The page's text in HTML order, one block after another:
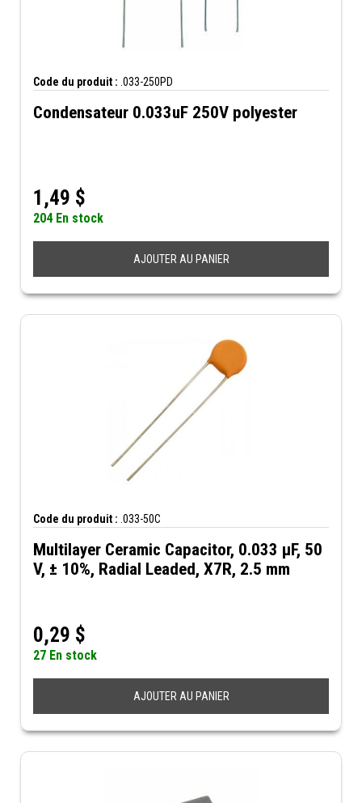
Code du produit : .033-250PD
Condensateur 0.033uF 250V polyester
1,49 $
204 En stock
AJOUTER AU PANIER
Code du produit : .033-50C
Multilayer Ceramic Capacitor, 0.033 µF, 50
V, ± 10%, Radial Leaded, X7R, 2.5 mm
0,29 $
27 En stock
AJOUTER AU PANIER